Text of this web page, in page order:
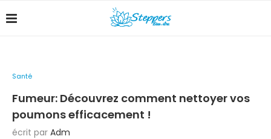
Santé
Fumeur: Découvrez comment nettoyer vos
poumons efficacement !
écrit par Adm